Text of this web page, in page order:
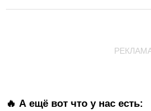
🔥 А ещё вот что у нас есть: